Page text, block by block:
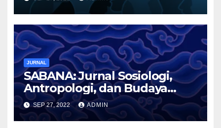
JURNAL
SABANA: Jurnal Sosiologi,
Antropologi, dan Budaya
Nusantara
SEP 27, 2022 ADMIN